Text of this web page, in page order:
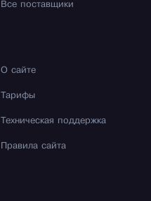
Все поставщики
О сайте
Тарифы
Техническая поддержка
Правила сайта